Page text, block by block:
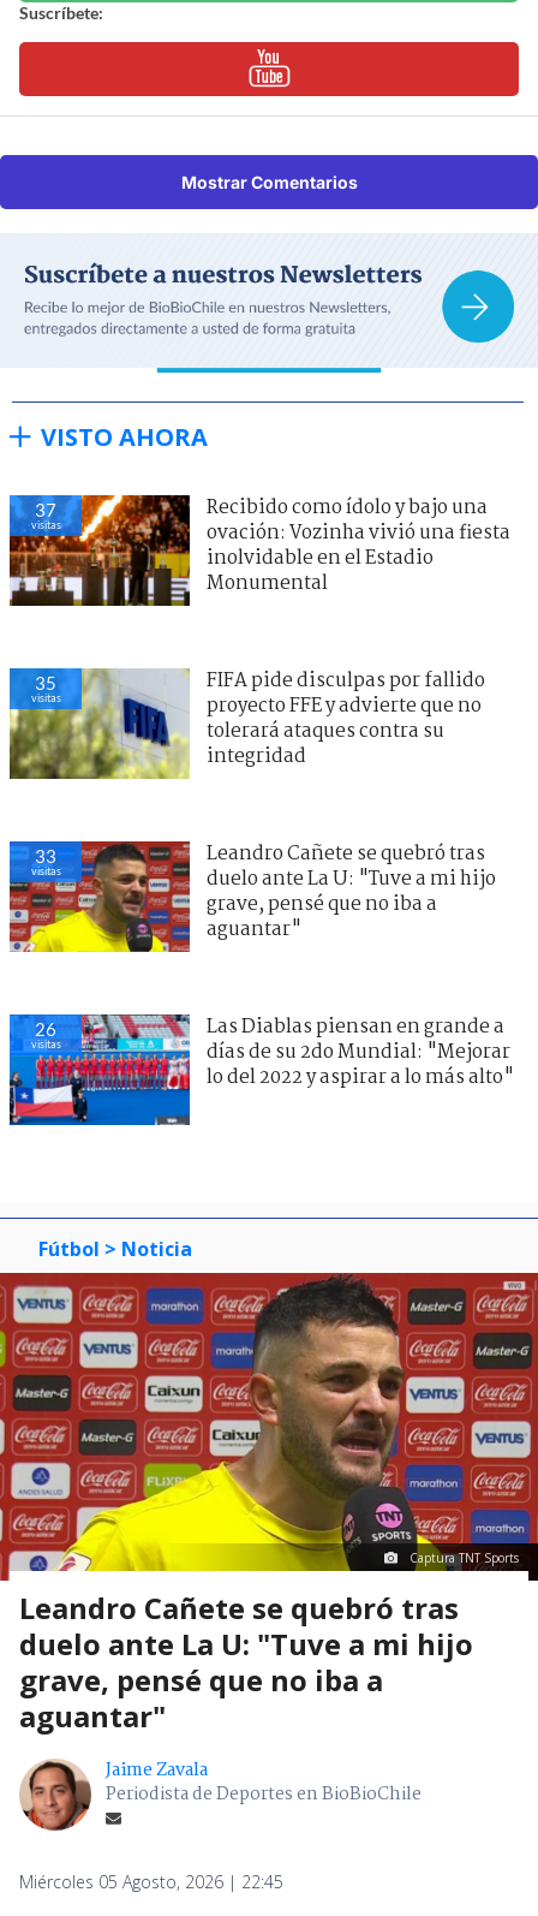
Suscríbete:
Mostrar Comentarios
VISTO AHORA
37
visitas
Recibido como ídolo y bajo una
ovación: Vozinha vivió una fiesta
inolvidable en el Estadio
Monumental
35
visitas
FIFA pide disculpas por fallido
proyecto FFE y advierte que no
tolerará ataques contra su
integridad
33
visitas
Leandro Cañete se quebró tras
duelo ante La U: "Tuve a mi hijo
grave, pensé que no iba a
aguantar"
26
visitas
Las Diablas piensan en grande a
días de su 2do Mundial: "Mejorar
lo del 2022 y aspirar a lo más alto"
Fútbol > Noticia
Captura TNT Sports
Leandro Cañete se quebró tras
duelo ante La U: "Tuve a mi hijo
grave, pensé que no iba a
aguantar"
Jaime Zavala
Periodista de Deportes en BioBioChile
Miércoles 05 Agosto, 2026 | 22:45